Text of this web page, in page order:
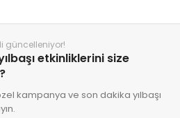
güncelleniyor!
etkinliklerini size
kampanya ve son dakika yılbaşı